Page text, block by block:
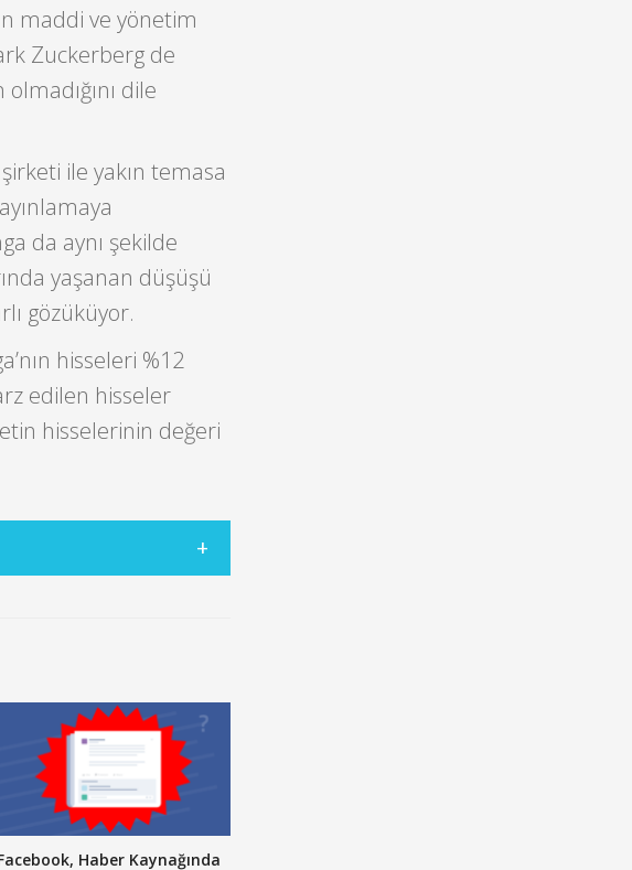
maddi ve yönetim
Zuckerberg de
dile
ile yakın temasa
da aynı şekilde
yaşanan düşüşü
gözüküyor.
hisseleri %12
edilen hisseler
hisselerinin değeri
Haber Kaynağında